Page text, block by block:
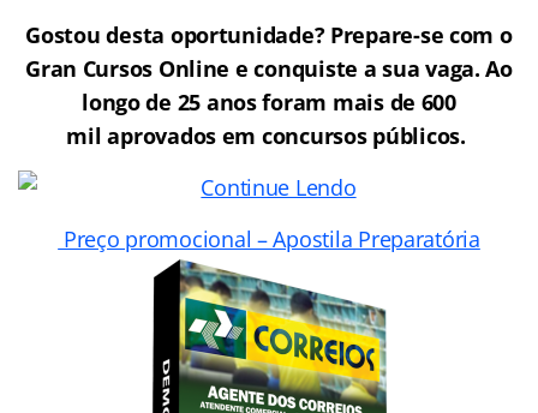
Gostou desta oportunidade? Prepare-se com o
Gran Cursos Online e conquiste a sua vaga. Ao
longo de 25 anos foram mais de 600
mil aprovados em concursos públicos.
Preço promocional – Apostila Preparatória